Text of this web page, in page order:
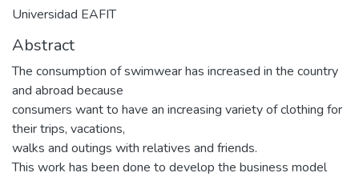
Universidad EAFIT
Abstract
The consumption of swimwear has increased in the country
and abroad because
consumers want to have an increasing variety of clothing for
their trips, vacations,
walks and outings with relatives and friends.
This work has been done to develop the business model